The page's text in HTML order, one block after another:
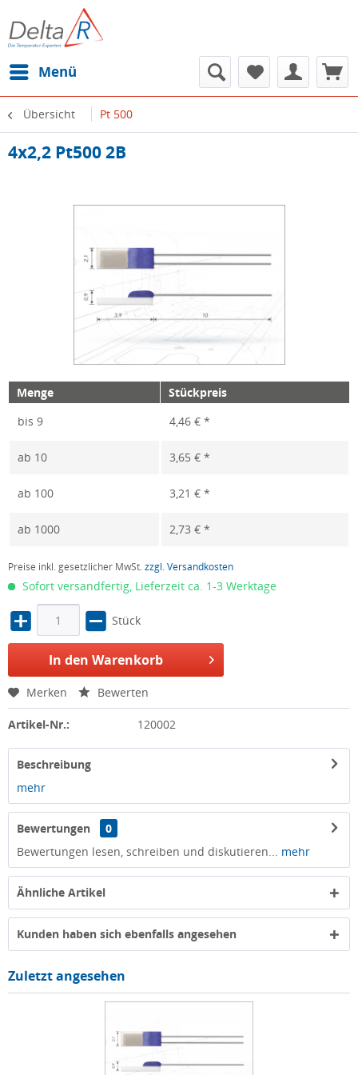
Menü
Übersicht Pt 500
4x2,2 Pt500 2B
Menge
Stückpreis
bis 9 4,46 € *
ab 10 3,65 € *
ab 100 3,21 € *
ab 1000 2,73 € *
Preise inkl. gesetzlicher MwSt.zzgl. Versandkosten
Sofort versandfertig, Lieferzeit ca. 1-3 Werktage
Stück
In den Warenkorb
Merken Bewerten
Artikel-Nr.: 120002
Beschreibung
mehr
Bewertungen
0
Bewertungen lesen, schreiben und diskutieren...
mehr
Ähnliche Artikel
Kunden haben sich ebenfalls angesehen
Zuletzt angesehen